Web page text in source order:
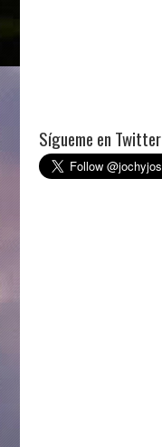
Sígueme en Twitter